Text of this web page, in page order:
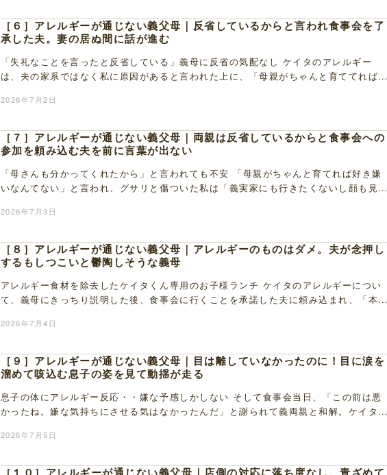
［６］アレルギーが通じない義父母｜反省しているからと言われ食事会を了
承した夫。妻の居ぬ間に話が進む
「失礼なことを言ったと反省している」義母に反省の気配なし ケイタのアレルギー
は、夫の家系ではなく私に原因があると言われた上に、「母親がちゃんと育ててれば好
2026年7月2日
［７］アレルギーが通じない義父母｜両親は反省しているからと食事会への
参加を頼み込む夫を前に言葉が出ない
「母さんも分かってくれたから」と言われても不安 「母親がちゃんと育てれば好き嫌
いなんてない」と言われ、グサリと傷ついた私は「義実家にも行きたくないし顔も見た
2026年7月3日
［８］アレルギーが通じない義父母｜アレルギーのものはダメ。夫が念押し
するもしつこいと鬱陶しそうな義母
アレルギー食材を除去したケイタくん専用のお子様ランチ ケイタのアレルギーについ
て、義母にきっちり説明した後、食事会に行くことを承諾した夫に頼み込まれ、「本当
2026年7月4日
［９］アレルギーが通じない義父母｜目は離していなかったのに！目に涙を
溜めて咳込む息子の姿を見て動揺が走る
息子の体にアレルギー反応・・嫌な予感しかしない そして食事会当日、「この前は悪
かったね。嫌な気持ちにさせる気はなかったんだ」と謝られて義両親と和解。ケイタ専
2026年7月5日
［１０］アレルギーが通じない義父母｜店側の対応に落ち度なし。青ざめて